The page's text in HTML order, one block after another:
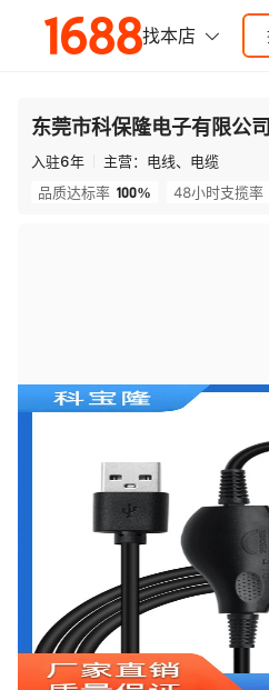
东莞市科保隆电子有限公司
入驻6年 主营： 电线、电缆
品质达标率 100% 48小时支揽率